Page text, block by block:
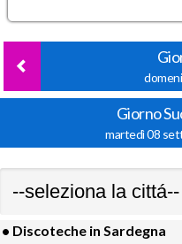
Giorno
martedì 08
• Discoteche in Sardegna